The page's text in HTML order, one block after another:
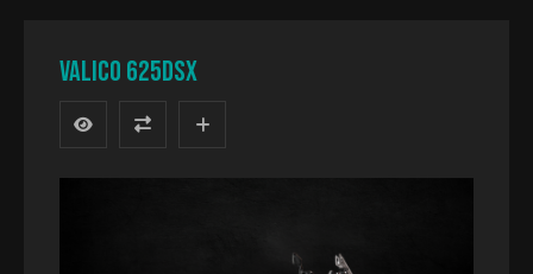
VALICO 625DSX